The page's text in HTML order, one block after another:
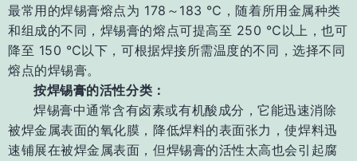
最常用的焊锡膏熔点为 178～183 ℃，随着所用金属种类
和组成的不同，焊锡膏的熔点可提高至 250 ℃以上，也可
降至 150 ℃以下，可根据焊接所需温度的不同，选择不同
熔点的焊锡膏。
按焊锡膏的活性分类：
焊锡膏中通常含有卤素或有机酸成分，它能迅速消除
被焊金属表面的氧化膜，降低焊料的表面张力，使焊料迅
速铺展在被焊金属表面，但焊锡膏的活性太高也会引起腐